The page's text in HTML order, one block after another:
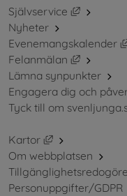
Självservice
Länk till
Nyheter
Evenemangskalender
Felanmälan
Länk till
Lämna synpunkter
Engagera dig och
Tyck till om
Kartor
Länk till annan
Om webbplatsen
Personuppgifter/GDPR